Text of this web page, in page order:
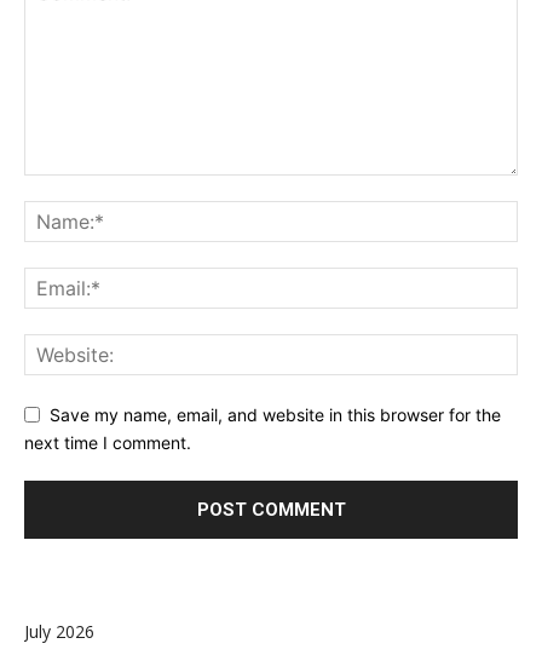
Save my name, email, and website in this browser for the
next time I comment.
July 2026